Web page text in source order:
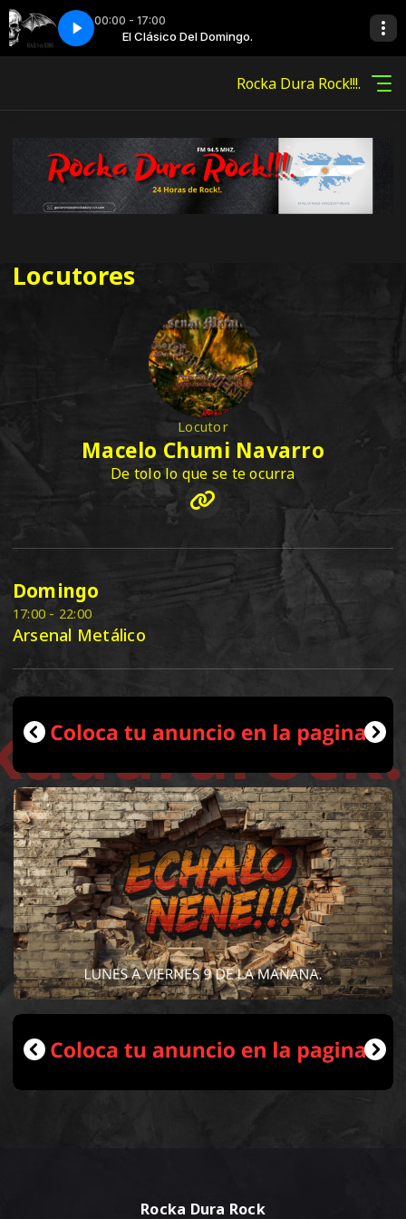
00:00 - 17:00
El Clásico Del Domingo.
- Hail to the King 34 - AVENGED SEVENFOLD - Hail to the King
Rocka Dura Rock!!!.
Locutores
Locutor
Macelo Chumi Navarro
De tolo lo que se te ocurra
Domingo
17:00 - 22:00
Arsenal Metálico
Rocka Dura Rock